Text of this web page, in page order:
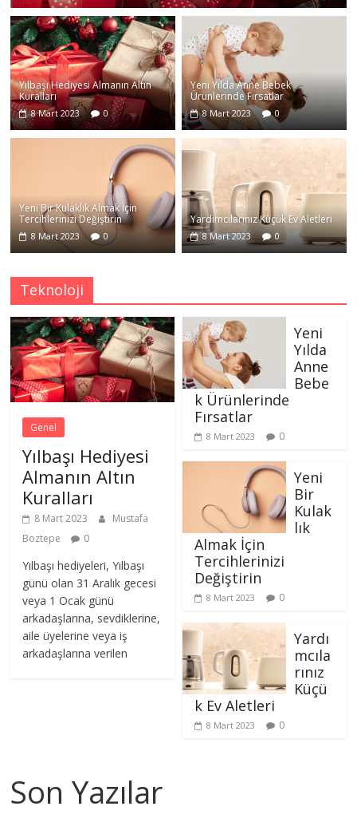
Yılbaşı Hediyesi Almanın Altın
Kuralları
8 Mart 2023 0
Yeni Yılda Anne Bebek
Ürünlerinde Fırsatlar
8 Mart 2023 0
Yeni Bir Kulaklık Almak İçin
Tercihlerinizi Değiştirin
8 Mart 2023 0
Yardımcılarınız Küçük Ev Aletleri
8 Mart 2023 0
Teknoloji
Genel
Yılbaşı Hediyesi
Almanın Altın
Kuralları
8 Mart 2023
Mustafa
Boztepe
0
Yılbaşı hediyeleri, Yılbaşı
günü olan 31 Aralık gecesi
veya 1 Ocak günü
arkadaşlarına, sevdiklerine,
aile üyelerine veya iş
arkadaşlarına verilen
Yeni
Yılda
Anne
Bebe
k Ürünlerinde
Fırsatlar
8 Mart 2023 0
Yeni
Bir
Kulak
lık
Almak İçin
Tercihlerinizi
Değiştirin
8 Mart 2023 0
Yardı
mcıla
rınız
Küçü
k Ev Aletleri
8 Mart 2023 0
Son Yazılar